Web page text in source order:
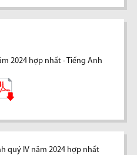
2024 hợp nhất - Tiếng Anh
quý IV năm 2024 hợp nhất